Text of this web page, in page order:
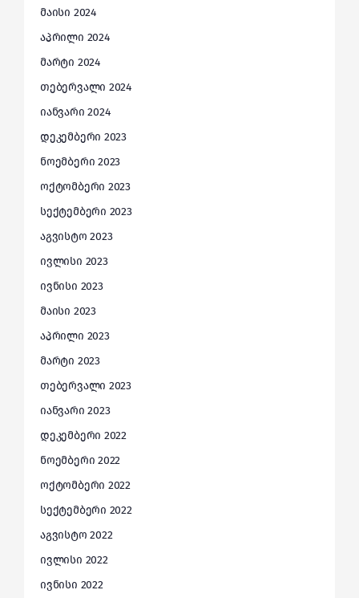
მაისი 2024
აპრილი 2024
მარტი 2024
თებერვალი 2024
იანვარი 2024
დეკემბერი 2023
ნოემბერი 2023
ოქტომბერი 2023
სექტემბერი 2023
აგვისტო 2023
ივლისი 2023
ივნისი 2023
მაისი 2023
აპრილი 2023
მარტი 2023
თებერვალი 2023
იანვარი 2023
დეკემბერი 2022
ნოემბერი 2022
ოქტომბერი 2022
სექტემბერი 2022
აგვისტო 2022
ივლისი 2022
ივნისი 2022